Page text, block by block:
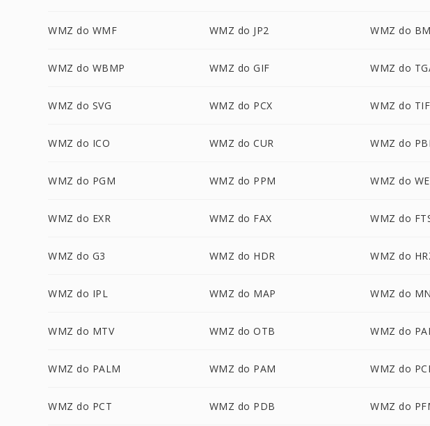
WMZ do WMF WMZ do JP2 WMZ do
WMZ do WBMP WMZ do GIF WMZ do
WMZ do SVG WMZ do PCX WMZ do
WMZ do ICO WMZ do CUR WMZ do
WMZ do PGM WMZ do PPM WMZ do
WMZ do EXR WMZ do FAX WMZ do
WMZ do G3 WMZ do HDR WMZ do
WMZ do IPL WMZ do MAP WMZ do
WMZ do MTV WMZ do OTB WMZ do
WMZ do PALM WMZ do PAM WMZ do
WMZ do PCT WMZ do PDB WMZ do